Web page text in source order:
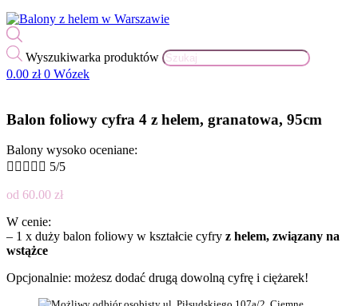
Wyszukiwarka produktów
0.00 zł 0 Wózek
Balon foliowy cyfra 4 z helem, granatowa, 95cm
Balony wysoko oceniane:
     5/5
od 60.00 zł
W cenie:
– 1 x duży balon foliowy w kształcie cyfry z helem, związany na
wstążce
Opcjonalnie: możesz dodać drugą dowolną cyfrę i ciężarek!